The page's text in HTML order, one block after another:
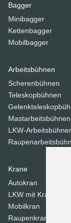
Bagger
Minibagger
Kettenbagger
Mobilbagger
Arbeitsbühnen
Scherenbühnen
Teleskopbühnen
Mastarbeitsbühnen
LKW-
Krane
Autokran
LKW mit Kran
Mobilkran
Raupenkran